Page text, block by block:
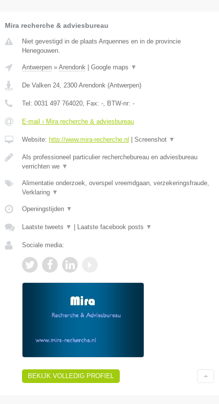
Mira recherche & adviesbureau
Niet gevestigd in de plaats Arquennes en in de provincie
Henegouwen.
Antwerpen » Arendonk Google maps ▼
De Valken 24 2300 Arendonk (Antwerpen)
Tel: 0031 497 764020 , Fax: - , BTW-nr: -
E-mail › Mira recherche & adviesbureau
Website: http://www.mira-recherche.nl Screenshot ▼
Als professioneel particulier recherchebureau en adviesbureau
verrichten we ▼
Alimentatie onderzoek, overspel vreemdgaan, verzekeringsfraude,
Verklaring ▼
Openingstijden ▼
Laatste tweets ▼ Laatste facebook posts ▼
Sociale media:
BEKIJK VOLLEDIG PROFIEL